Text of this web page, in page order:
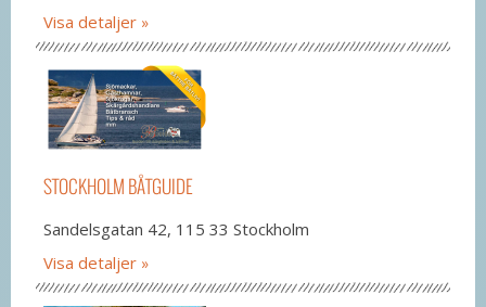
Visa detaljer
STOCKHOLM BÅTGUIDE
Sandelsgatan 42, 115 33 Stockholm
Visa detaljer